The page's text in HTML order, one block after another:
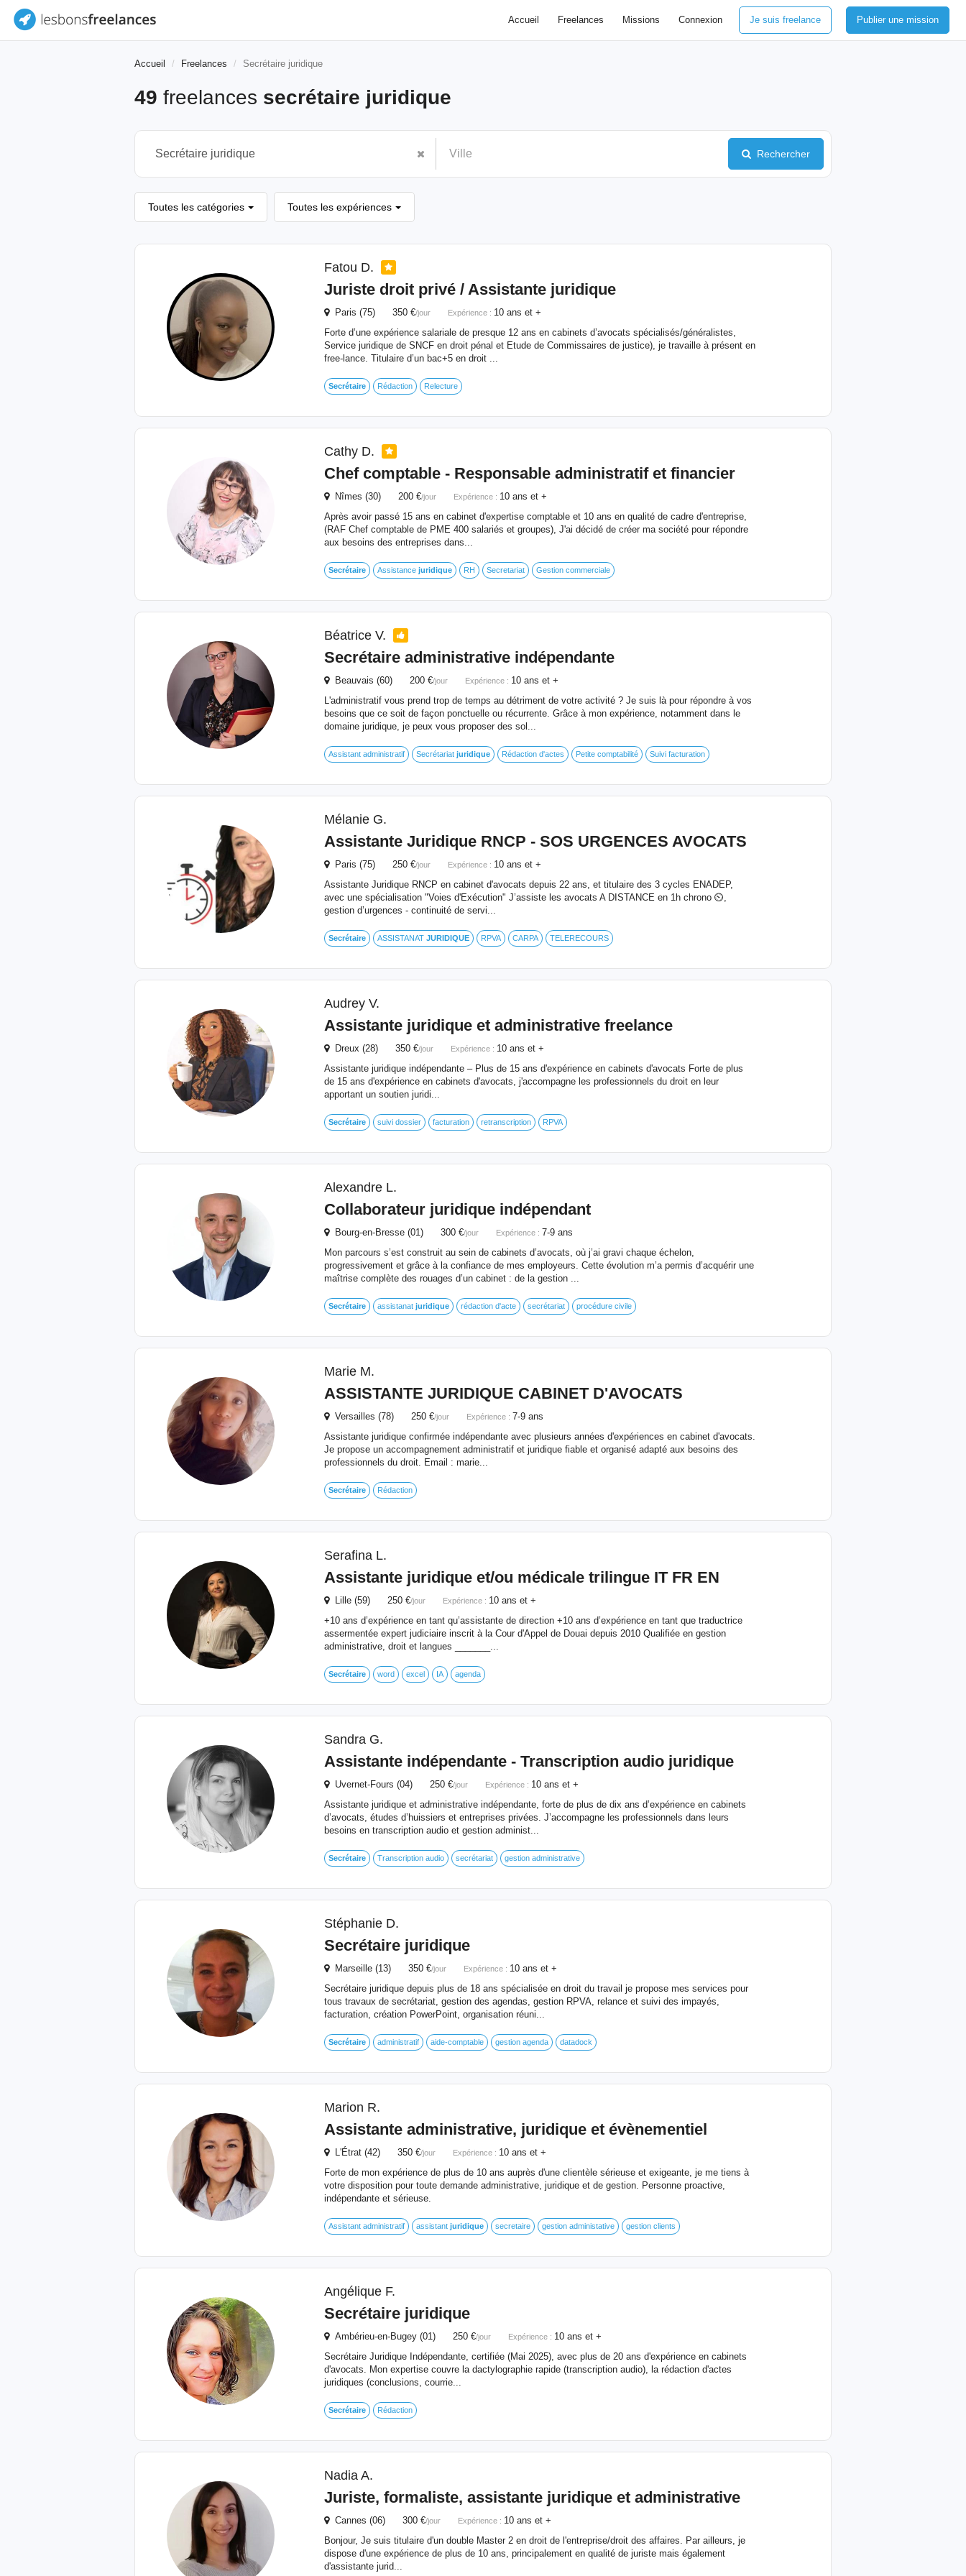
Accueil Freelances Missions Connexion Je suis freelance Publier une mission
Accueil Freelances Secrétaire juridique
49 freelances secrétaire juridique
Rechercher
Toutes les catégories Toutes les expériences
Fatou D.
Juriste droit privé / Assistante juridique
Paris (75) 350 €/jour Expérience : 10 ans et +
Forte d’une expérience salariale de presque 12 ans en cabinets d’avocats spécialisés/généralistes,
Service juridique de SNCF en droit pénal et Etude de Commissaires de justice), je travaille à présent en
free-lance. Titulaire d’un bac+5 en droit ...
Secrétaire Rédaction Relecture
Cathy D.
Chef comptable - Responsable administratif et financier
Nîmes (30) 200 €/jour Expérience : 10 ans et +
Après avoir passé 15 ans en cabinet d'expertise comptable et 10 ans en qualité de cadre d'entreprise,
(RAF Chef comptable de PME 400 salariés et groupes), J'ai décidé de créer ma société pour répondre
aux besoins des entreprises dans...
Secrétaire Assistance juridique RH Secretariat Gestion commerciale
Béatrice V.
Secrétaireadministrative indépendante
Beauvais (60) 200 €/jour Expérience : 10 ans et +
L'administratif vous prend trop de temps au détriment de votre activité ? Je suis là pour répondre à vos
besoins que ce soit de façon ponctuelle ou récurrente. Grâce à mon expérience, notamment dans le
domaine juridique, je peux vous proposer des sol...
Assistant administratif Secrétariat juridique Rédaction d'actes Petite comptabilité Suivi facturation
Mélanie G.
Assistante JuridiqueRNCP - SOS URGENCES AVOCATS
Paris (75) 250 €/jour Expérience : 10 ans et +
Assistante Juridique RNCP en cabinet d'avocats depuis 22 ans, et titulaire des 3 cycles ENADEP,
avec une spécialisation "Voies d'Exécution" J’assiste les avocats A DISTANCE en 1h chrono ⏲️,
gestion d’urgences - continuité de servi...
Secrétaire ASSISTANAT JURIDIQUE RPVA CARPA TELERECOURS
Audrey V.
Assistante juridiqueet administrative freelance
Dreux (28) 350 €/jour Expérience : 10 ans et +
Assistante juridique indépendante – Plus de 15 ans d'expérience en cabinets d'avocats Forte de plus
de 15 ans d'expérience en cabinets d'avocats, j'accompagne les professionnels du droit en leur
apportant un soutien juridi...
Secrétaire suivi dossier facturation retranscription RPVA
Alexandre L.
Collaborateur juridiqueindépendant
Bourg-en-Bresse (01) 300 €/jour Expérience : 7-9 ans
Mon parcours s’est construit au sein de cabinets d’avocats, où j’ai gravi chaque échelon,
progressivement et grâce à la confiance de mes employeurs. Cette évolution m’a permis d’acquérir une
maîtrise complète des rouages d’un cabinet : de la gestion ...
Secrétaire assistanat juridique rédaction d'acte secrétariat procédure civile
Marie M.
ASSISTANTE JURIDIQUE CABINET D'AVOCATS
Versailles (78) 250 €/jour Expérience : 7-9 ans
Assistante juridique confirmée indépendante avec plusieurs années d'expériences en cabinet d'avocats.
Je propose un accompagnement administratif et juridique fiable et organisé adapté aux besoins des
professionnels du droit. Email : marie...
Secrétaire Rédaction
Serafina L.
Assistante juridiqueet/ou médicale trilingue IT FR EN
Lille (59) 250 €/jour Expérience : 10 ans et +
+10 ans d’expérience en tant qu’assistante de direction +10 ans d’expérience en tant que traductrice
assermentée expert judiciaire inscrit à la Cour d'Appel de Douai depuis 2010 Qualifiée en gestion
administrative, droit et langues _______...
Secrétaire word excel IA agenda
Sandra G.
Assistante indépendante - Transcription audio juridique
Uvernet-Fours (04) 250 €/jour Expérience : 10 ans et +
Assistante juridique et administrative indépendante, forte de plus de dix ans d’expérience en cabinets
d’avocats, études d’huissiers et entreprises privées. J’accompagne les professionnels dans leurs
besoins en transcription audio et gestion administ...
Secrétaire Transcription audio secrétariat gestion administrative
Stéphanie D.
Secrétaire juridique
Marseille (13) 350 €/jour Expérience : 10 ans et +
Secrétaire juridique depuis plus de 18 ans spécialisée en droit du travail je propose mes services pour
tous travaux de secrétariat, gestion des agendas, gestion RPVA, relance et suivi des impayés,
facturation, création PowerPoint, organisation réuni...
Secrétaire administratif aide-comptable gestion agenda datadock
Marion R.
Assistante administrative, juridiqueet évènementiel
L'Étrat (42) 350 €/jour Expérience : 10 ans et +
Forte de mon expérience de plus de 10 ans auprès d'une clientèle sérieuse et exigeante, je me tiens à
votre disposition pour toute demande administrative, juridique et de gestion. Personne proactive,
indépendante et sérieuse.
Assistant administratif assistant juridique secretaire gestion administative gestion clients
Angélique F.
Secrétaire juridique
Ambérieu-en-Bugey (01) 250 €/jour Expérience : 10 ans et +
Secrétaire Juridique Indépendante, certifiée (Mai 2025), avec plus de 20 ans d'expérience en cabinets
d'avocats. Mon expertise couvre la dactylographie rapide (transcription audio), la rédaction d'actes
juridiques (conclusions, courrie...
Secrétaire Rédaction
Nadia A.
Juriste, formaliste, assistante juridiqueet administrative
Cannes (06) 300 €/jour Expérience : 10 ans et +
Bonjour, Je suis titulaire d'un double Master 2 en droit de l'entreprise/droit des affaires. Par ailleurs, je
dispose d'une expérience de plus de 10 ans, principalement en qualité de juriste mais également
d'assistante jurid...